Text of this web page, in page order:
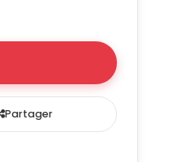
Partager